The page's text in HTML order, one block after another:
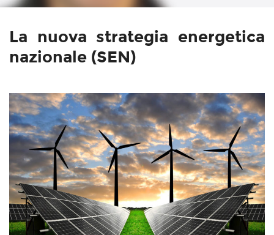
La nuova strategia energetica
nazionale (SEN)